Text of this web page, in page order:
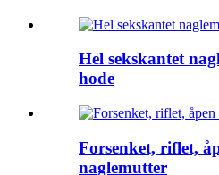
Hel sekskantet
hode
Forsenket, riflet,
naglemutter